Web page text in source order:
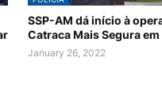
SSP-AM dá início à
Catraca Mais Segura
January 26, 2022